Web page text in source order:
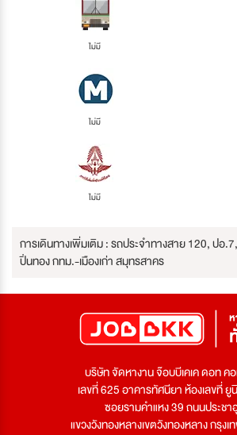
ไม่มี
ไม่มี
ไม่มี
การเดินทางเพิ่มเติม : รถประจำทางสาย 120, ปอ
ปิ่นทอง กทม.-เมืองเก่า สมุทรสาคร
บริษัท จัดหางาน จ๊อบบีเคเค ดอท ค
เลขที่ 625 อาคารทัศนียา ห้องเลขที่
ซอยรามคำแหง 39 ถนนประชา
แขวงวังทองหลางเขตวังทองหลาง กรุง